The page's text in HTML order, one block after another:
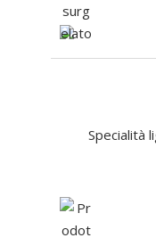
Specialità